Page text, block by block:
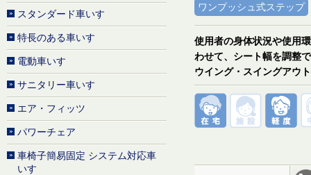
ワンプッシュ式ステップ
使用者の身体状況や使用
わせて、シート幅を調整
ウイング・スイングアウ
スタンダード車いす
特長のある車いす
電動車いす
サニタリー車いす
エア・フィッツ
パワーチェア
車椅子簡易固定 システム対応車
いす